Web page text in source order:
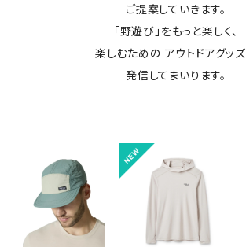
ご提案していきます。
「野遊び」をもっと楽しく、
楽しむための アウトドアグッ
発信してまいります。